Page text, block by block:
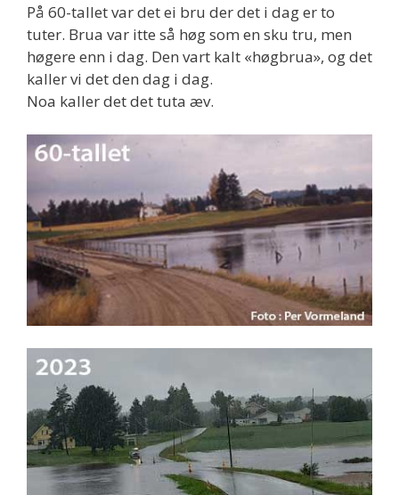
På 60-tallet var det ei bru der det i dag er to
tuter. Brua var itte så høg som en sku tru, men
høgere enn i dag. Den vart kalt «høgbrua», og det
kaller vi det den dag i dag.
Noa kaller det det tuta æv.